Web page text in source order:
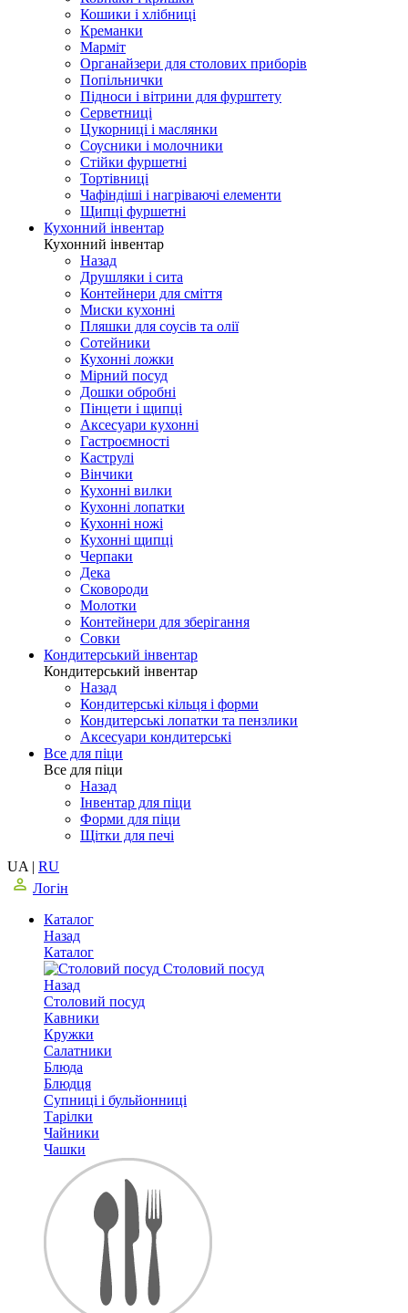
Кошики і хлібниці
Креманки
Марміт
Органайзери для столових приборів
Попільнички
Підноси і вітрини для фурштету
Серветниці
Цукорниці і маслянки
Соусники і молочники
Стійки фуршетні
Тортівниці
Чафіндіші і нагріваючі елементи
Щипці фуршетні
Кухонний інвентар
Кухонний інвентар
Назад
Друшляки і сита
Контейнери для сміття
Миски кухонні
Пляшки для соусів та олії
Сотейники
Кухонні ложки
Мірний посуд
Дошки обробні
Пінцети і щипці
Аксесуари кухонні
Гастроємності
Каструлі
Вінчики
Кухонні вилки
Кухонні лопатки
Кухонні ножі
Кухонні щипці
Черпаки
Дека
Сковороди
Молотки
Контейнери для зберігання
Совки
Кондитерський інвентар
Кондитерський інвентар
Назад
Кондитерські кільця і форми
Кондитерські лопатки та пензлики
Аксесуари кондитерські
Все для піци
Все для піци
Назад
Інвентар для піци
Форми для піци
Щітки для печі
UA | RU
Логін
Каталог
Назад
Каталог
Столовий посуд
Назад
Столовий посуд
Кавники
Кружки
Салатники
Блюда
Блюдця
Супниці і бульйонниці
Тарілки
Чайники
Чашки